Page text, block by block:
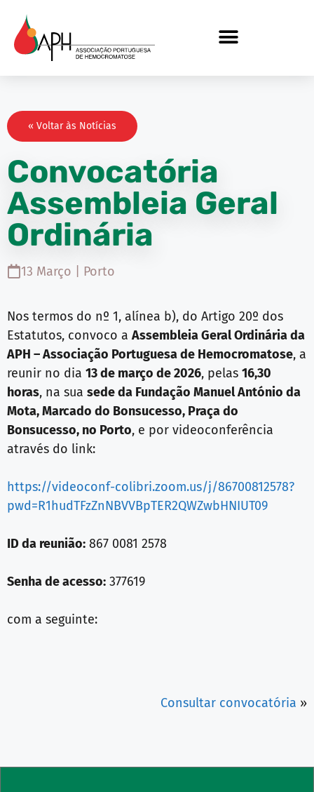
« Voltar às Notícias
Convocatória
Assembleia Geral
Ordinária
13 Março | Porto
Nos termos do nº 1, alínea b), do Artigo 20º dos
Estatutos, convoco a Assembleia Geral Ordinária da
APH – Associação Portuguesa de Hemocromatose, a
reunir no dia 13 de março de 2026, pelas 16,30
horas, na sua sede da Fundação Manuel António da
Mota, Marcado do Bonsucesso, Praçado
Bonsucesso, no Porto, e por videoconferência
através do link:
https://videoconf-colibri.zoom.us/j/86700812578?
pwd=R1hudTFzZnNBVVBpTER2QWZwbHNIUT09
ID da reunião: 867 0081 2578
Senha de acesso: 377619
com a seguinte:
Consultar convocatória »